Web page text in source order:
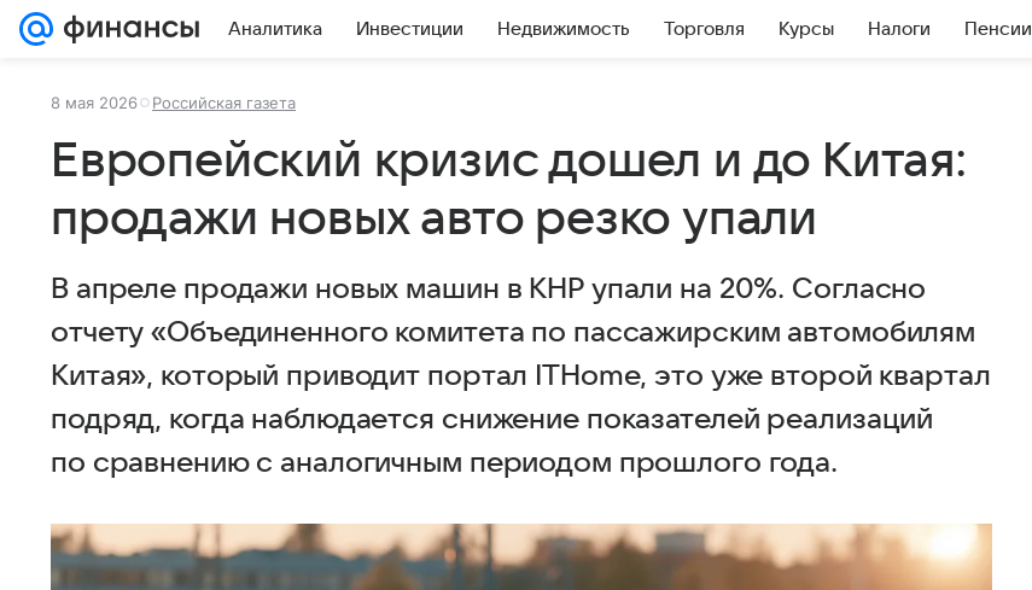
Аналитика Инвестиции Недвижимость Торговля Курсы Налоги Пенсии
8 мая 2026 Российская газета
Европейский кризис дошел и до Китая:
продажи новых авто резко упали
В апреле продажи новых машин в КНР упали на 20%. Согласно
отчету «Объединенного комитета по пассажирским автомобилям
Китая», который приводит портал ITHome, это уже второй квартал
подряд, когда наблюдается снижение показателей реализаций
по сравнению с аналогичным периодом прошлого года.